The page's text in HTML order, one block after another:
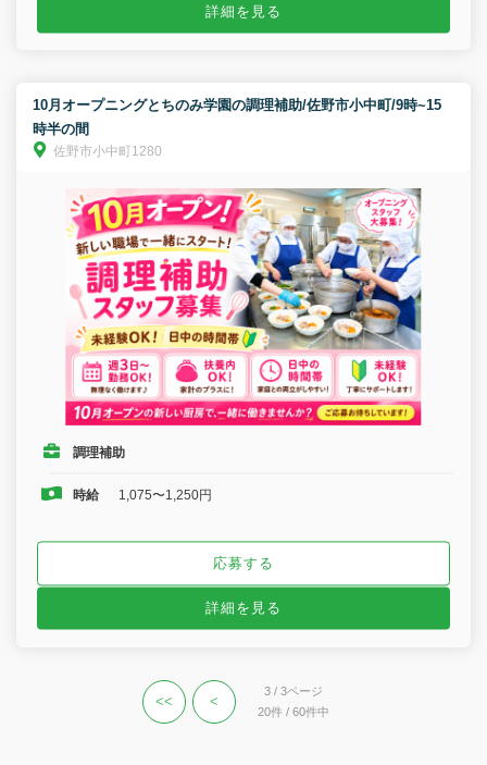
詳細を見る
10月オープニングとちのみ学園の調理補助/佐野市小中町/9時~15
時半の間
佐野市小中町1280
調理補助
時給 1,075〜1,250円
応募する
詳細を見る
<< <
3 / 3ページ
20件 / 60件中